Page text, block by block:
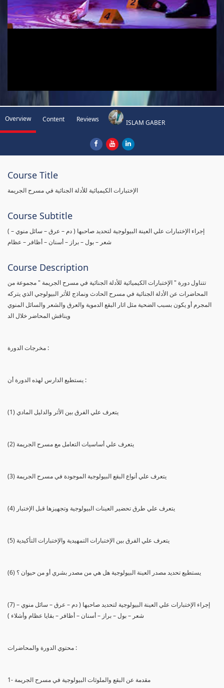
Overview Content Reviews ISLAM GABER
Course Title
الإختبارات الكيميائية للأدلة الجنائية في مسرح الجريمة
Course Subtitle
( إجراء الإختبارات علي العينة البيولوجية لتحديد صاحبها ( دم – عرق – سائل منوي –
شعر – بول – براز – أسنان – أظافر – عظام
Course Description
تتناول دورة " الإختبارات الكيميائية للأدلة الجنائية في مسرح الجريمة " مجموعة من
المحاضرات عن الأدلة الجنائية في مسرح الحادث ونماذج للأثر البيولوجي الذي يتركه
المجرم أو يكون بسبب الضحية مثل اثار البقع الدموية والعرق والشعر والسائل المنوي
ويناقش المحاضر خلال الد
مخرجات الدورة :
يستطيع الدارس لهذه الدورة أن :
(1) يتعرف علي الفرق بين الأثر والدليل المادي
(2) يتعرف علي أساسيات التعامل مع مسرح الجريمة
(3) يتعرف علي أنواع البقع البيولوجية الموجودة في مسرح الجريمة
(4) يتعرف علي طرق تحضير العينات البيولوجية وتجهيزها قبل الإختبار
(5) يتعرف علي الفرق بين الإختبارات التمهيدية والإختبارات التأكيدية
(6) يستطيع تحديد مصدر العينة البيولوجية هل هي من مصدر بشري أو من حيوان ؟
(7) إجراء الإختبارات علي العينة البيولوجية لتحديد صاحبها ( دم – عرق – سائل منوي –
شعر – بول – براز – أسنان – أظافر – بقايا عظام وأشلاء )
محتوي الدورة والمحاضرات :
1- مقدمة عن البقع والملوثات البيولوجية في مسرح الجريمة